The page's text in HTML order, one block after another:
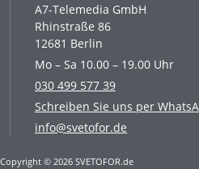
A7-Telemedia GmbH
Rhinstraße 86
12681 Berlin
Mo – Sa 10.00 – 19.00 Uhr
030 499 577 39
Schreiben Sie uns per
info@svetofor.de
Copyright © 2026 SVETOFOR.de